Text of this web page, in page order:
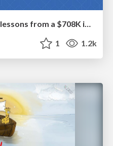
Data-driven link building: lessons from a $708K investment (BrightonSEO talk)
1 1.2k